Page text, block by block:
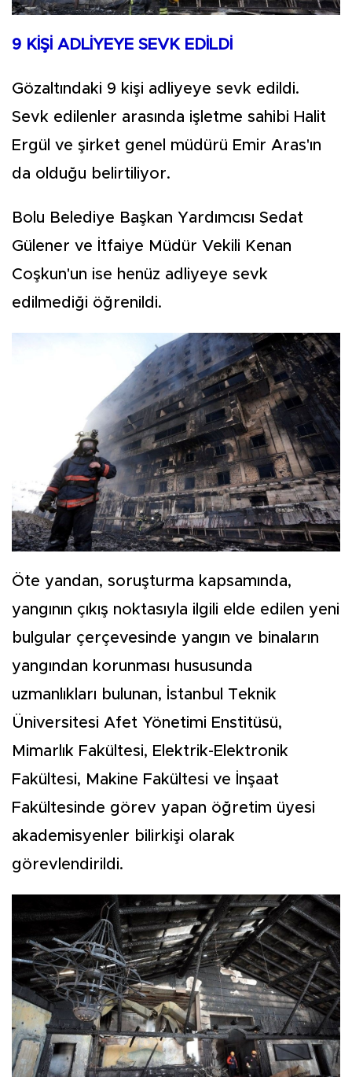
9 KİŞİ ADLİYEYE SEVK EDİLDİ
Gözaltındaki 9 kişi adliyeye sevk edildi.
Sevk edilenler arasında işletme sahibi Halit
Ergül ve şirket genel müdürü Emir Aras'ın
da olduğu belirtiliyor.
Bolu Belediye Başkan Yardımcısı Sedat
Gülener ve İtfaiye Müdür Vekili Kenan
Coşkun'un ise henüz adliyeye sevk
edilmediği öğrenildi.
Öte yandan, soruşturma kapsamında,
yangının çıkış noktasıyla ilgili elde edilen yeni
bulgular çerçevesinde yangın ve binaların
yangından korunması hususunda
uzmanlıkları bulunan, İstanbul Teknik
Üniversitesi Afet Yönetimi Enstitüsü,
Mimarlık Fakültesi, Elektrik-Elektronik
Fakültesi, Makine Fakültesi ve İnşaat
Fakültesinde görev yapan öğretim üyesi
akademisyenler bilirkişi olarak
görevlendirildi.